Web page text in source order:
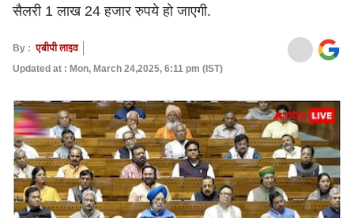
सैलरी 1 लाख 24 हजार रुपये हो जाएगी.
By : एबीपी लाइव
Updated at : Mon, March 24,2025, 6:11 pm (IST)